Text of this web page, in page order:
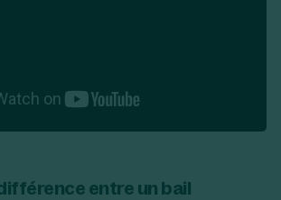
entre un bail